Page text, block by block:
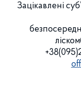
Зацікавлені